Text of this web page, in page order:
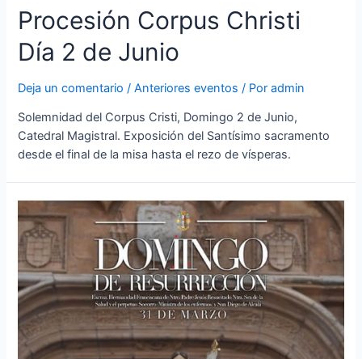
Procesión Corpus Christi
Día 2 de Junio
Deja un comentario /Anteriores eventos / Poradmin
Solemnidad del Corpus Cristi, Domingo 2 de Junio,
Catedral Magistral. Exposición del Santísimo sacramento
desde el final de la misa hasta el rezo de vísperas.